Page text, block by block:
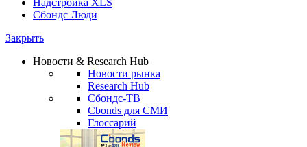
Сбондс Люди
Закрыть
Новости & Research Hub
Новости рынка
Research Hub
Сбондс-ТВ
Cbonds для СМИ
Глоссарий